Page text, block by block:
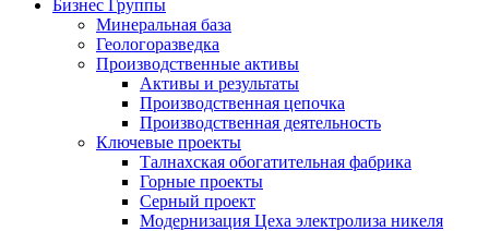
Бизнес Группы
Минеральная база
Геологоразведка
Производственные активы
Активы и результаты
Производственная цепочка
Производственная деятельность
Ключевые проекты
Талнахская обогатительная фабрика
Горные проекты
Серный проект
Модернизация Цеха электролиза никеля